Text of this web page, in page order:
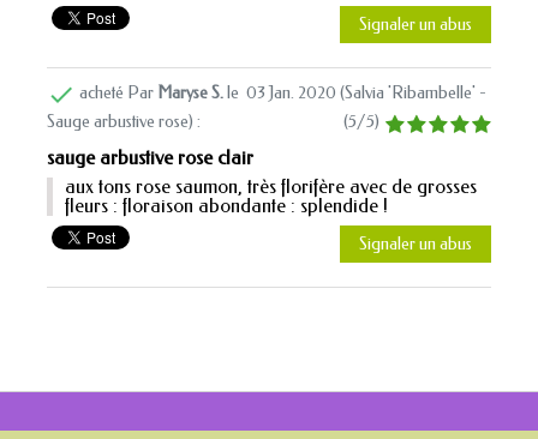
Signaler un abus
 acheté Par Maryse S. le 03 Jan. 2020 (Salvia 'Ribambelle' -
Sauge arbustive rose) : (5/5)
sauge arbustive rose clair
aux tons rose saumon, très florifère avec de grosses
fleurs : floraison abondante : splendide !
Signaler un abus